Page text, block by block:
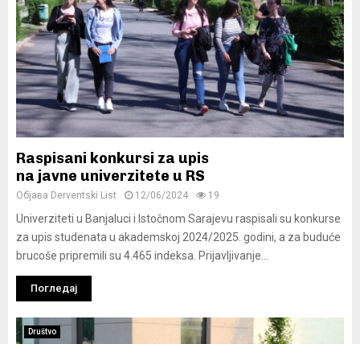
Raspisani konkursi za upis
na javne univerzitete u RS
Објава Derventski List 12/06/2024 19
Univerziteti u Banjaluci i Istočnom Sarajevu raspisali su konkurse
za upis studenata u akademskoj 2024/2025. godini, a za buduće
brucoše pripremili su 4.465 indeksa. Prijavljivanje...
Погледај
Društvo